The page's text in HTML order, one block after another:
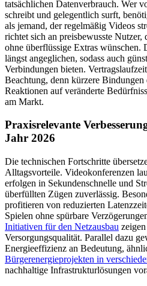
tatsächlichen Datenverbrauch. Wer
schreibt und gelegentlich surft,
als jemand, der regelmäßig Videos
richtet sich an preisbewusste Nutzer,
ohne überflüssige Extras wünschen.
längst angeglichen, sodass auch
Verbindungen bieten.
Beachtung, denn kürzere
Reaktionen auf veränderte
am Markt.
Praxisrelevante
Jahr 2026
Die technischen Fortschritte
Alltagsvorteile. Videokonferenzen
erfolgen in Sekundenschnelle und
überfüllten Zügen zuverlässig.
profitieren von reduzierten
Spielen ohne spürbare
Initiativen für den Netzausbau
Versorgungsqualität. Parallel dazu
Energieeffizienz an Bedeutung,
Bürgerenergieprojekten in
nachhaltige Infrastrukturlösungen